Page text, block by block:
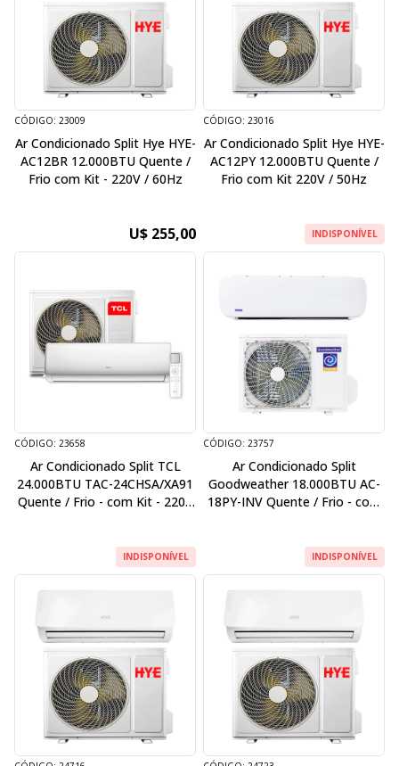
CÓDIGO: 23009
Ar Condicionado Split Hye HYE-
AC12BR 12.000BTU Quente /
Frio com Kit - 220V / 60Hz
U$ 255,00
CÓDIGO: 23016
Ar Condicionado Split Hye HYE-
AC12PY 12.000BTU Quente /
Frio com Kit 220V / 50Hz
INDISPONÍVEL
CÓDIGO: 23658
Ar Condicionado Split TCL
24.000BTU TAC-24CHSA/XA91
Quente / Frio - com Kit - 220V
INDISPONÍVEL
CÓDIGO: 23757
Ar Condicionado Split
Goodweather 18.000BTU AC-
18PY-INV Quente / Frio - com
INDISPONÍVEL